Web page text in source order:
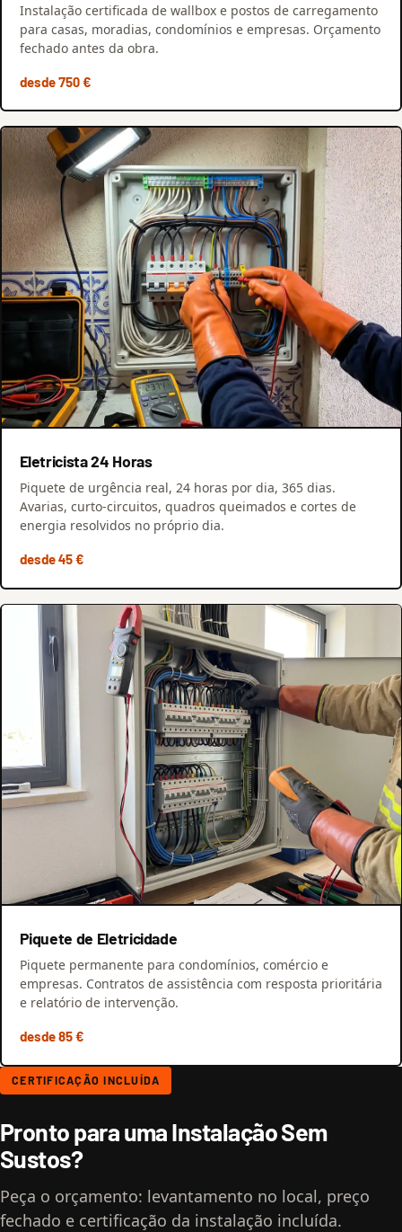
Instalação certificada de wallbox e postos de carregamento
para casas, moradias, condomínios e empresas. Orçamento
fechado antes da obra.
desde 750 €
Eletricista 24 Horas
Piquete de urgência real, 24 horas por dia, 365 dias.
Avarias, curto-circuitos, quadros queimados e cortes de
energia resolvidos no próprio dia.
desde 45 €
Piquete de Eletricidade
Piquete permanente para condomínios, comércio e
empresas. Contratos de assistência com resposta prioritária
e relatório de intervenção.
desde 85 €
CERTIFICAÇÃO INCLUÍDA
Pronto para uma Instalação Sem
Sustos?
Peça o orçamento: levantamento no local, preço
fechado e certificação da instalação incluída.